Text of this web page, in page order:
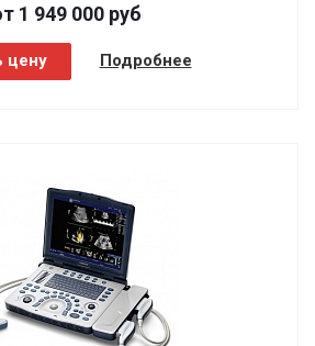
1 949 000 руб
цену Подробнее